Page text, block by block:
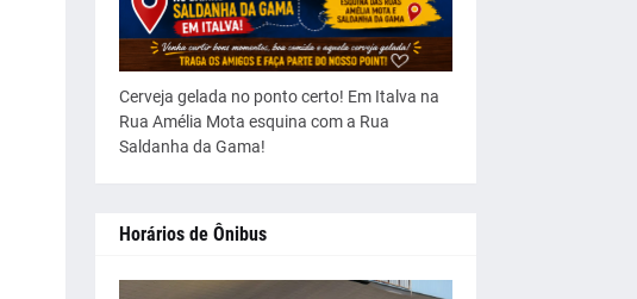
Cerveja gelada no ponto certo! Em Italva na
Rua Amélia Mota esquina com a Rua
Saldanha da Gama!
Horários de Ônibus